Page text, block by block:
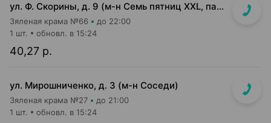
ул. Ф. Скорины, д. 9 (м-н Семь пятниц XXL, павильон при кассе)
Зяленая крама №66 до 22:00
40,27 р.
1 шт. обновл. в 15:24
ул. Мирошниченко, д. 3 (м-н Соседи)
Зяленая крама №27 до 21:00
1 шт. обновл. в 15:24